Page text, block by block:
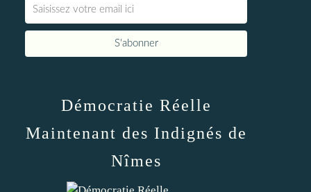
Démocratie Réelle
Maintenant des Indignés de
Nîmes